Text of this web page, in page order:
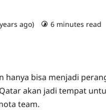
ago) 6 minutes read
hanya bisa menjadi
akan jadi tempat
team.